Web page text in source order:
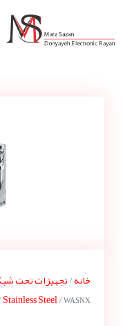
خانه/ تجهیزات تحت
Stainless Steel / WASNX